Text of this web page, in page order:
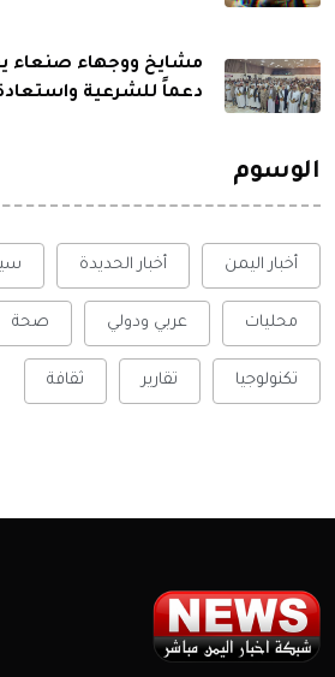
مشايخ ووجهاء صنعاء
دعماً للشرعية واستعادة
الوسوم
أخبار اليمن أخبار الحديدة
محليات عربي ودولي صحة
تكنولوجيا تقارير ثقافة